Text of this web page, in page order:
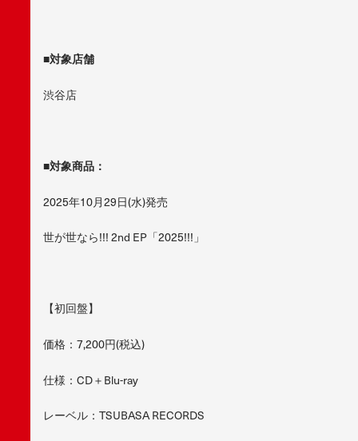
■対象店舗
渋谷店
■対象商品：
2025年10月29日(水)発売
世が世なら!!! 2nd EP「2025!!!」
【初回盤】
価格：7,200円(税込)
仕様：CD＋Blu-ray
レーベル：TSUBASA RECORDS